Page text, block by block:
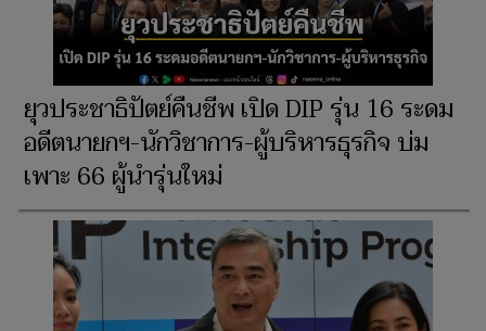
ยุวประชาธิปัตย์คืนชีพ เปิด DIP รุ่น 16 ระดม
อดีตนายกฯ-นักวิชาการ-ผู้บริหารธุรกิจ บ่ม
เพาะ 66 ผู้นำรุ่นใหม่